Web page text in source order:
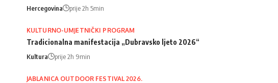
Hercegovina prije 2h 5min
KULTURNO-UMJETNIČKI PROGRAM
Tradicionalna manifestacija „Dubravsko ljeto 2026“
Kultura prije 2h 9min
JABLANICA OUTDOOR FESTIVAL 2026.